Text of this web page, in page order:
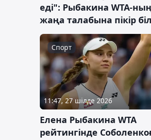
еді": Рыбакина WTA-
жаңа талабына пікір
Спорт
11:47, 27 шілде 2026
Елена Рыбакина WTA
рейтингінде